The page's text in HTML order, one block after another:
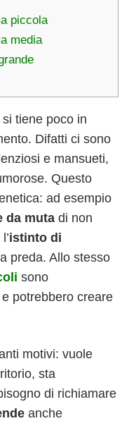
piccola
media
tiene poco in
Difatti ci sono
e mansueti,
Questo
ad esempio
da muta di non
istinto di
preda. Allo stesso
sono
e potrebbero creare
motivi: vuole
sta
di richiamare
anche